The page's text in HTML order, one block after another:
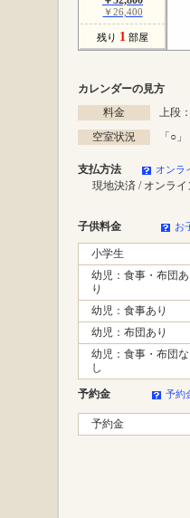
￥26,400
残り 1 部屋
カレンダーの見方
料金
上段
空室状況
「○
支払方法 オンラ
現地決済 / オンラ
子供料金 お
小学生
幼児：食事・布団あ
り
幼児：食事あり
幼児：布団あり
幼児：食事・布団な
し
予約金 予約
予約金